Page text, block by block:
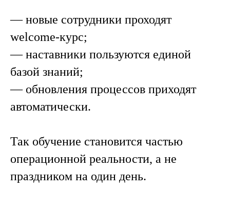
— новые сотрудники проходят
welcome-курс;
— наставники пользуются единой
базой знаний;
— обновления процессов приходят
автоматически.
Так обучение становится частью
операционной реальности, а не
праздником на один день.